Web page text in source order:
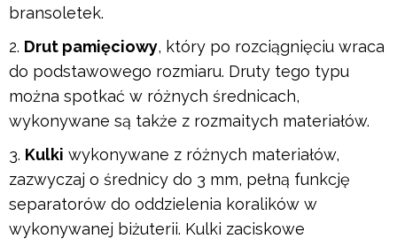
bransoletek.
Drut pamięciowy, który po rozciągnięciu wraca
do podstawowego rozmiaru. Druty tego typu
można spotkać w różnych średnicach,
wykonywane są także z rozmaitych materiałów.
Kulki wykonywane z różnych materiałów,
zazwyczaj o średnicy do 3 mm, pełną funkcję
separatorów do oddzielenia koralików w
wykonywanej biżuterii. Kulki zaciskowe